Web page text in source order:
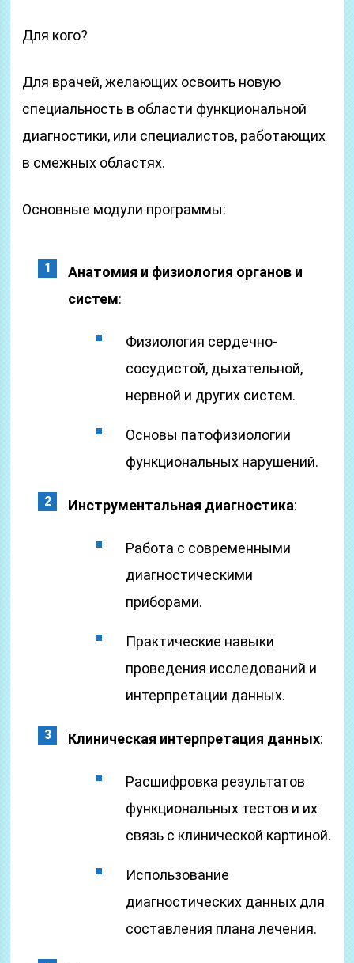
Для кого?
Для врачей, желающих освоить новую
специальность в области функциональной
диагностики, или специалистов, работающих
в смежных областях.
Основные модули программы:
Анатомия и физиология органов и
систем:
Физиология сердечно-
сосудистой, дыхательной,
нервной и других систем.
Основы патофизиологии
функциональных нарушений.
Инструментальная диагностика:
Работа с современными
диагностическими
приборами.
Практические навыки
проведения исследований и
интерпретации данных.
Клиническая интерпретация данных:
Расшифровка результатов
функциональных тестов и их
связь с клинической картиной.
Использование
диагностических данных для
составления плана лечения.